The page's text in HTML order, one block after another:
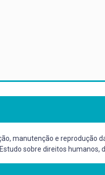
manutenção e reprodução
sobre direitos